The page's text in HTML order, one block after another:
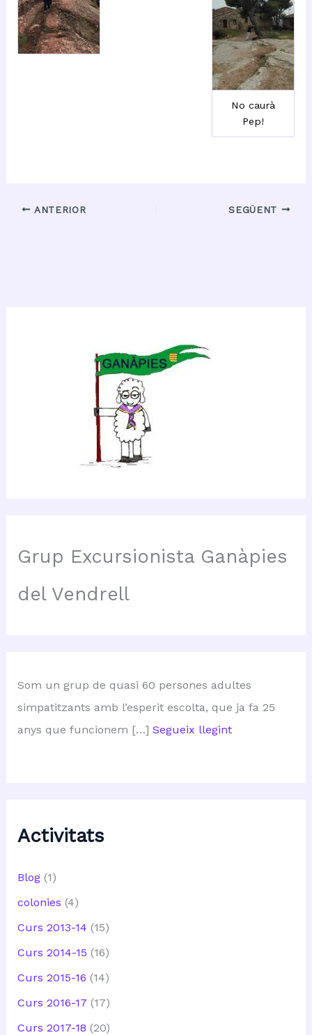
No caurà
Pep!
ANTERIOR SEGÜENT
Grup Excursionista Ganàpies
del Vendrell
Som un grup de quasi 60 persones adultes
simpatitzants amb l’esperit escolta, que ja fa 25
anys que funcionem […] Segueix llegint
Activitats
Blog(1)
colonies (4)
Curs 2013-14 (15)
Curs 2014-15 (16)
Curs 2015-16 (14)
Curs 2016-17 (17)
Curs 2017-18 (20)